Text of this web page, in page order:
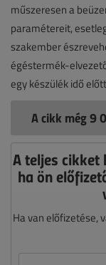
műszeresen a
paramétereit,
szakember
égéstermék-
egy készülék idő
A cikk még 9
A teljes cikket
ha ön
Ha van előfizetése,